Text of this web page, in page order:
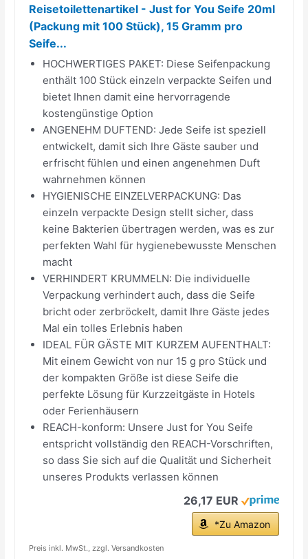
Reisetoilettenartikel - Just for You Seife 20ml
(Packung mit 100 Stück), 15 Gramm pro
Seife...
HOCHWERTIGES PAKET: Diese Seifenpackung
enthält 100 Stück einzeln verpackte Seifen und
bietet Ihnen damit eine hervorragende
kostengünstige Option
ANGENEHM DUFTEND: Jede Seife ist speziell
entwickelt, damit sich Ihre Gäste sauber und
erfrischt fühlen und einen angenehmen Duft
wahrnehmen können
HYGIENISCHE EINZELVERPACKUNG: Das
einzeln verpackte Design stellt sicher, dass
keine Bakterien übertragen werden, was es zur
perfekten Wahl für hygienebewusste Menschen
macht
VERHINDERT KRUMMELN: Die individuelle
Verpackung verhindert auch, dass die Seife
bricht oder zerbröckelt, damit Ihre Gäste jedes
Mal ein tolles Erlebnis haben
IDEAL FÜR GÄSTE MIT KURZEM AUFENTHALT:
Mit einem Gewicht von nur 15 g pro Stück und
der kompakten Größe ist diese Seife die
perfekte Lösung für Kurzzeitgäste in Hotels
oder Ferienhäusern
REACH-konform: Unsere Just for You Seife
entspricht vollständig den REACH-Vorschriften,
so dass Sie sich auf die Qualität und Sicherheit
unseres Produkts verlassen können
26,17 EUR
*Zu Amazon
Preis inkl. MwSt., zzgl. Versandkosten